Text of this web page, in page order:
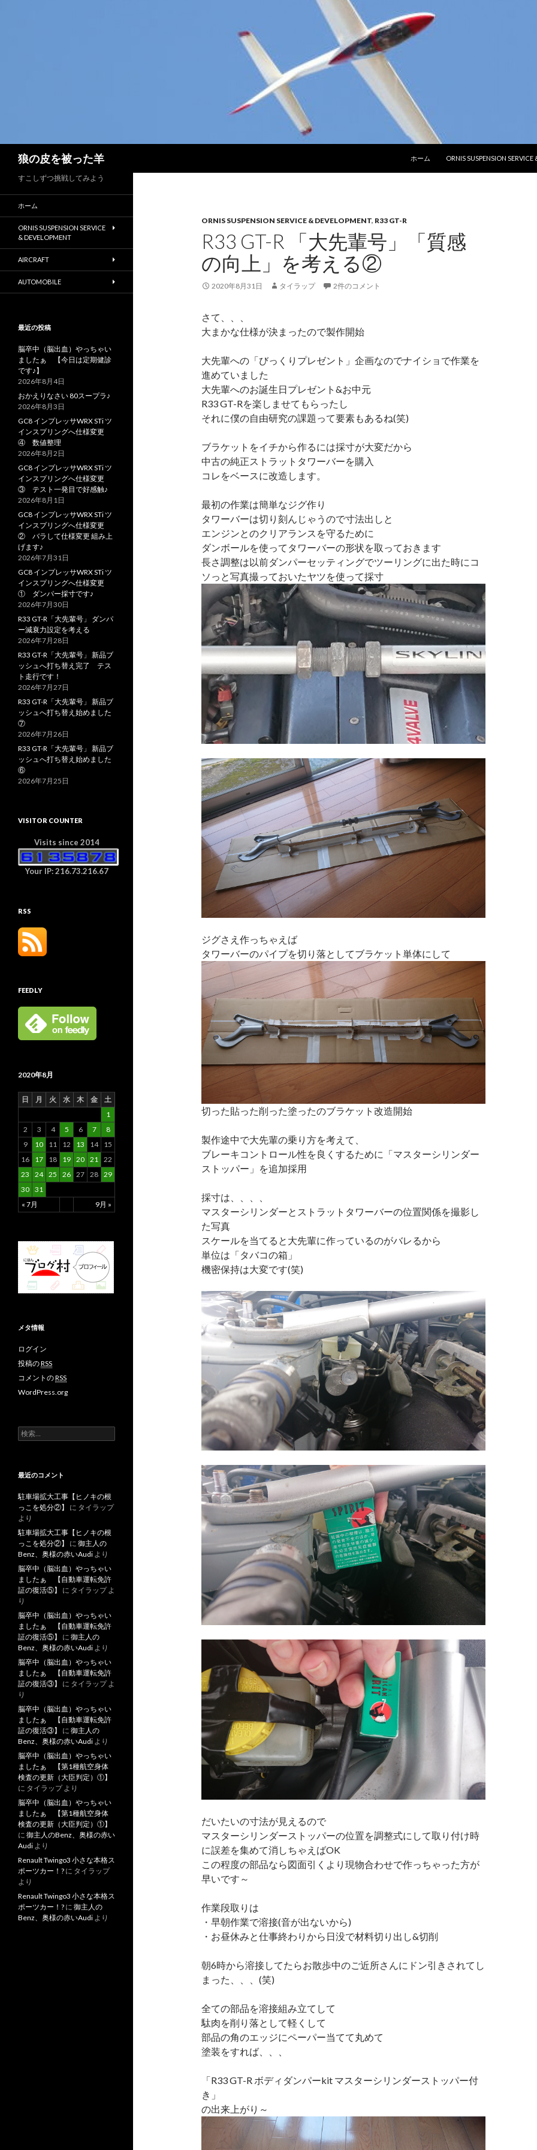
狼の皮を被った羊
ホーム
ORNIS SUSPENSION
ORNIS SUSPENSION SERVICE & DEVELOPMENT, R33 GT-R
R33 GT-R 「大先輩号」「質感
の向上」を考える②
2020年8月31日 タイラップ 2件のコメント
さて、、、
大まかな仕様が決まったので製作開始
大先輩への「びっくりプレゼント」企画なのでナイショで作業を
進めていました
大先輩へのお誕生日プレゼント&お中元
R33 GT-Rを楽しませてもらったし
それに僕の自由研究の課題って要素もあるね(笑)
ブラケットをイチから作るには採寸が大変だから
中古の純正ストラットタワーバーを購入
コレをベースに改造します。
最初の作業は簡単なジグ作り
タワーバーは切り刻んじゃうので寸法出しと
エンジンとのクリアランスを守るために
ダンボールを使ってタワーバーの形状を取っておきます
長さ調整は以前ダンパーセッティングでツーリングに出た時にコ
ソっと写真撮っておいたヤツを使って採寸
ジグさえ作っちゃえば
タワーバーのパイプを切り落としてブラケット単体にして
切った貼った削った塗ったのブラケット改造開始
製作途中で大先輩の乗り方を考えて、
ブレーキコントロール性を良くするために「マスターシリンダー
ストッパー」を追加採用
採寸は、、、、
マスターシリンダーとストラットタワーバーの位置関係を撮影し
た写真
スケールを当てると大先輩に作っているのがバレるから
単位は「タバコの箱」
機密保持は大変です(笑)
だいたいの寸法が見えるので
マスターシリンダーストッパーの位置を調整式にして取り付け時
に誤差を集めて消しちゃえばOK
この程度の部品なら図面引くより現物合わせで作っちゃった方が
早いです～
作業段取りは
・早朝作業で溶接(音が出ないから)
・お昼休みと仕事終わりから日没で材料切り出し&切削
朝6時から溶接してたらお散歩中のご近所さんにドン引きされてし
まった、、、(笑)
全ての部品を溶接組み立てして
駄肉を削り落として軽くして
部品の角のエッジにペーパー当てて丸めて
塗装をすれば、、、
「R33 GT-R ボディダンパーkit マスターシリンダーストッパー付
き」
の出来上がり～
すこしずつ挑戦してみよう
ホーム
ORNIS SUSPENSION SERVICE
& DEVELOPMENT
AIRCRAFT
AUTOMOBILE
最近の投稿
脳卒中（脳出血）やっちゃい
ましたぁ 【今日は定期健診
です♪】
2026年8月4日
おかえりなさい 80スープラ♪
2026年8月3日
GC8 インプレッサWRX STi ツ
インスプリングへ仕様変更
④ 数値整理
2026年8月2日
GC8 インプレッサWRX STi ツ
インスプリングへ仕様変更
③ テスト一発目で好感触♪
2026年8月1日
GC8 インプレッサWRX STi ツ
インスプリングへ仕様変更
② バラして仕様変更 組み上
げます♪
2026年7月31日
GC8 インプレッサWRX STi ツ
インスプリングへ仕様変更
① ダンパー採寸です♪
2026年7月30日
R33 GT-R「大先輩号」 ダンパ
ー減衰力設定を考える
2026年7月28日
R33 GT-R「大先輩号」 新品ブ
ッシュへ打ち替え完了 テス
ト走行です！
2026年7月27日
R33 GT-R「大先輩号」 新品ブ
ッシュへ打ち替え始めました
⑦
2026年7月26日
R33 GT-R「大先輩号」 新品ブ
ッシュへ打ち替え始めました
⑥
2026年7月25日
VISITOR COUNTER
Visits since 2014
Your IP: 216.73.216.67
RSS
FEEDLY
2020年8月
日 月 火 水 木 金 土
« 7月 9月 »
1
2
3 4 5 6 7
8
9
10 11 12 13 14
15
16
17 18 19 20 21 22
23
24 25 26 27 28 29
30 31
メタ情報
ログイン
投稿のRSS
コメントのRSS
WordPress.org
検
索
最近のコメント
駐車場拡大工事【ヒノキの根
っこを処分②】
に タイラップ
より
駐車場拡大工事【ヒノキの根
っこを処分②】
に 御主人の
Benz、奥様の赤いAudi より
脳卒中（脳出血）やっちゃい
ましたぁ 【自動車運転免許
証の復活⑤】
に タイラップよ
り
脳卒中（脳出血）やっちゃい
ましたぁ 【自動車運転免許
証の復活⑤】
に 御主人の
Benz、奥様の赤いAudi より
脳卒中（脳出血）やっちゃい
ましたぁ 【自動車運転免許
証の復活③】
に タイラップよ
り
脳卒中（脳出血）やっちゃい
ましたぁ 【自動車運転免許
証の復活③】
に 御主人の
Benz、奥様の赤いAudi より
脳卒中（脳出血）やっちゃい
ましたぁ 【第1種航空身体
検査の更新（大臣判定）①】
に タイラップより
脳卒中（脳出血）やっちゃい
ましたぁ 【第1種航空身体
検査の更新（大臣判定）①】
に 御主人のBenz、奥様の赤い
Audi より
Renault Twingo3 小さな本格ス
ポーツカー！? に タイラップ
より
Renault Twingo3 小さな本格ス
ポーツカー！? に 御主人の
Benz、奥様の赤いAudi より